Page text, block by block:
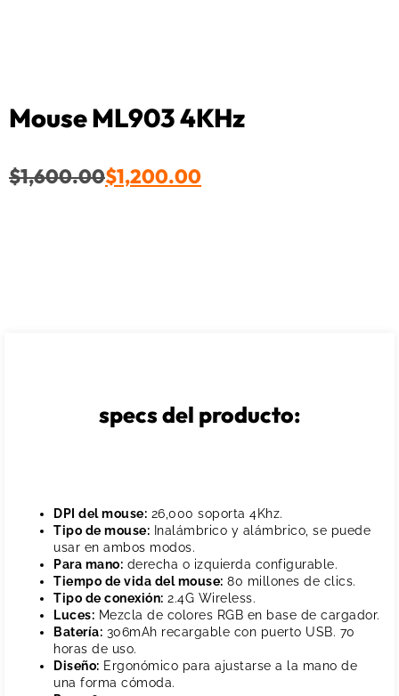
specs del producto:
DPI del mouse: 26,000 soporta 4Khz.
Tipo de mouse: Inalámbrico y alámbrico, se puede
usar en ambos modos.
Para mano: derecha o izquierda configurable.
Tiempo de vida del mouse: 80 millones de clics.
Tipo de conexión: 2.4G Wireless.
Luces: Mezcla de colores RGB en base de cargador.
Batería: 306mAh recargable con puerto USB. 70
horas de uso.
Diseño: Ergonómico para ajustarse a la mano de
una forma cómoda.
Mouse ML903 4KHz
$1,600.00$1,200.00